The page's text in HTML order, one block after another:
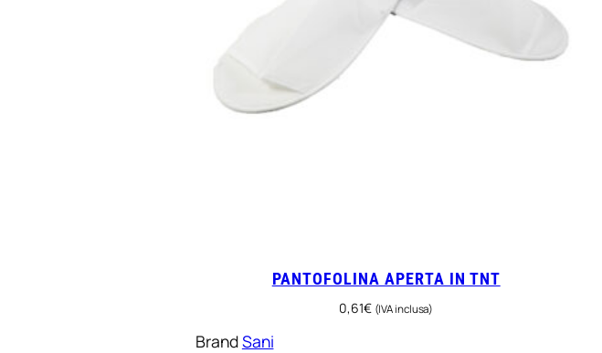
PANTOFOLINA APERTA IN TNT
0,61€ (IVA inclusa)
BrandSani